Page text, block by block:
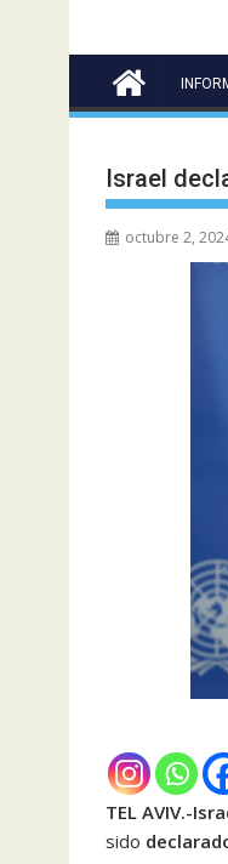
Israel
octubre 2,
TEL AVIV.-
sido